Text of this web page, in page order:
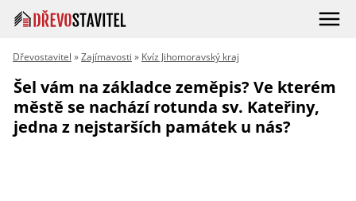
Dřevostavitel »Zajímavosti » Kvíz Jihomoravský kraj
Šel vám na základce zeměpis? Ve kterém
městě se nachází rotunda sv. Kateřiny,
jedna z nejstarších památek u nás?